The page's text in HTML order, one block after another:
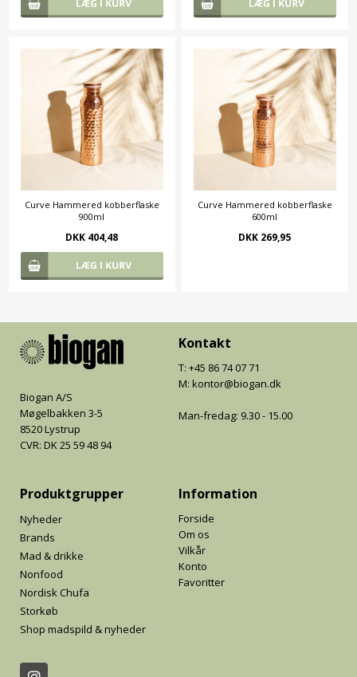
Curve Hammered kobberflaske
900ml
DKK 404,48
Curve Hammered kobberflaske
600ml
DKK 269,95
Biogan A/S
Møgelbakken 3-5
8520 Lystrup
CVR: DK 25 59 48 94
Kontakt
T: +45 86 74 07 71
M: kontor@biogan.dk
Man-fredag: 9.30 - 15.00
Produktgrupper
Nyheder
Brands
Mad & drikke
Nonfood
Nordisk Chufa
Storkøb
Shop madspild & nyheder
Information
Forside
Om os
Vilkår
Konto
Favoritter